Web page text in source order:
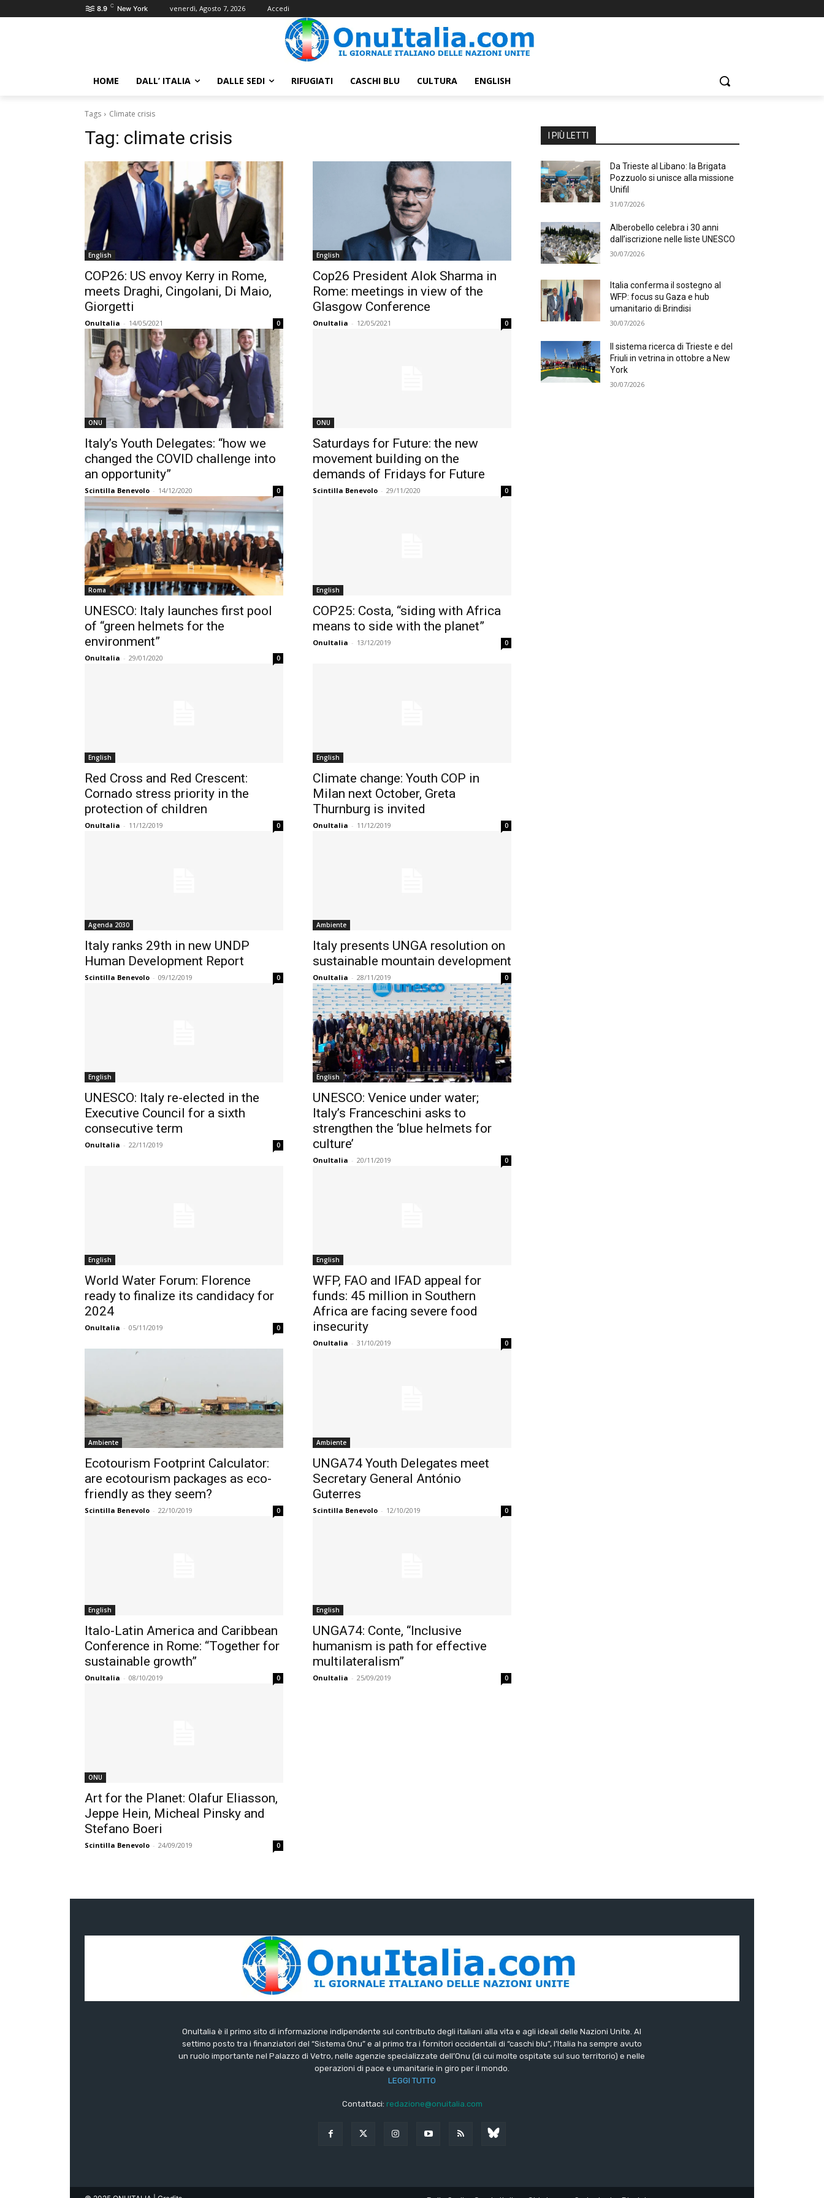
8.9 C New York venerdì, Agosto 7, 2026 Accedi
HOME DALL’ ITALIA DALLE SEDI RIFUGIATI CASCHI BLU CULTURA ENGLISH
Tags Climate crisis
Tag: climate crisis
English
COP26: US envoy Kerry in Rome,
meets Draghi, Cingolani, Di Maio,
Giorgetti
OnuItalia - 14/05/2021 0
English
Cop26 President Alok Sharma in
Rome: meetings in view of the
Glasgow Conference
OnuItalia - 12/05/2021 0
ONU
Italy’s Youth Delegates: “how we
changed the COVID challenge into
an opportunity”
Scintilla Benevolo - 14/12/2020 0
ONU
Saturdays for Future: the new
movement building on the
demands of Fridays for Future
Scintilla Benevolo - 29/11/2020 0
Roma
UNESCO: Italy launches first pool
of “green helmets for the
environment”
OnuItalia - 29/01/2020 0
English
COP25: Costa, “siding with Africa
means to side with the planet”
OnuItalia - 13/12/2019 0
English
Red Cross and Red Crescent:
Cornado stress priority in the
protection of children
OnuItalia - 11/12/2019 0
English
Climate change: Youth COP in
Milan next October, Greta
Thurnburg is invited
OnuItalia - 11/12/2019 0
Agenda 2030
Italy ranks 29th in new UNDP
Human Development Report
Scintilla Benevolo - 09/12/2019 0
Ambiente
Italy presents UNGA resolution on
sustainable mountain development
OnuItalia - 28/11/2019 0
English
UNESCO: Italy re-elected in the
Executive Council for a sixth
consecutive term
OnuItalia - 22/11/2019 0
English
UNESCO: Venice under water;
Italy’s Franceschini asks to
strengthen the ‘blue helmets for
culture’
OnuItalia - 20/11/2019 0
English
World Water Forum: Florence
ready to finalize its candidacy for
2024
OnuItalia - 05/11/2019 0
English
WFP, FAO and IFAD appeal for
funds: 45 million in Southern
Africa are facing severe food
insecurity
OnuItalia - 31/10/2019 0
Ambiente
Ecotourism Footprint Calculator:
are ecotourism packages as eco-
friendly as they seem?
Scintilla Benevolo - 22/10/2019 0
Ambiente
UNGA74 Youth Delegates meet
Secretary General António
Guterres
Scintilla Benevolo - 12/10/2019 0
English
Italo-Latin America and Caribbean
Conference in Rome: “Together for
sustainable growth”
OnuItalia - 08/10/2019 0
English
UNGA74: Conte, “Inclusive
humanism is path for effective
multilateralism”
OnuItalia - 25/09/2019 0
ONU
Art for the Planet: Olafur Eliasson,
Jeppe Hein, Micheal Pinsky and
Stefano Boeri
Scintilla Benevolo - 24/09/2019 0
I PIÙ LETTI
Da Trieste al Libano: la Brigata
Pozzuolo si unisce alla missione
Unifil
31/07/2026
Alberobello celebra i 30 anni
dall’iscrizione nelle liste UNESCO
30/07/2026
Italia conferma il sostegno al
WFP: focus su Gaza e hub
umanitario di Brindisi
30/07/2026
Il sistema ricerca di Trieste e del
Friuli in vetrina in ottobre a New
York
30/07/2026
OnuItalia è il primo sito di informazione indipendente sul contributo degli italiani alla vita e agli ideali delle Nazioni Unite. Al
settimo posto tra i finanziatori del “Sistema Onu” e al primo tra i fornitori occidentali di “caschi blu”, l’Italia ha sempre avuto
un ruolo importante nel Palazzo di Vetro, nelle agenzie specializzate dell’Onu (di cui molte ospitate sul suo territorio) e nelle
operazioni di pace e umanitarie in giro per il mondo.
LEGGI TUTTO
Contattaci: redazione@onuitalia.com